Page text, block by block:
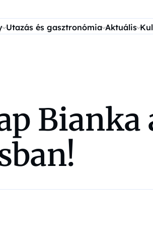
Utazás és gasztronómia Aktuális
Bianka